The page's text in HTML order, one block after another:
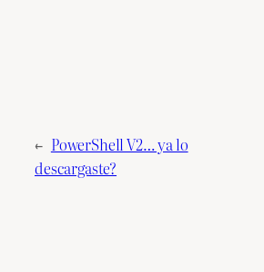
← PowerShell V2… ya lo
descargaste?